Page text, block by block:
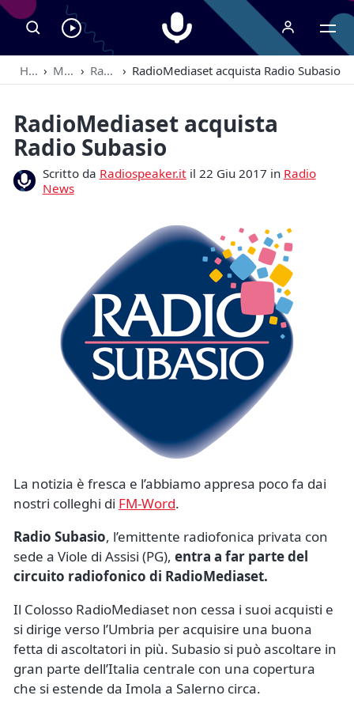
Ascolta
RadioSpeaker
in
Radiospeaker.it
Home › Magazine › Radio News › RadioMediaset acquista Radio Subasio
RadioMediaset acquista
Radio Subasio
Scritto da Radiospeaker.itil 22 Giu 2017 in Radio
News
La notizia è fresca e l’abbiamo appresa poco fa dai
nostri colleghi di FM-Word.
Radio Subasio, l’emittente radiofonica privata con
sede a Viole di Assisi (PG), entra a far parte del
circuito radiofonico di RadioMediaset.
Il Colosso RadioMediaset non cessa i suoi acquisti e
si dirige verso l’Umbria per acquisire una buona
fetta di ascoltatori in più. Subasio si può ascoltare in
gran parte dell’Italia centrale con una copertura
che si estende da Imola a Salerno circa.